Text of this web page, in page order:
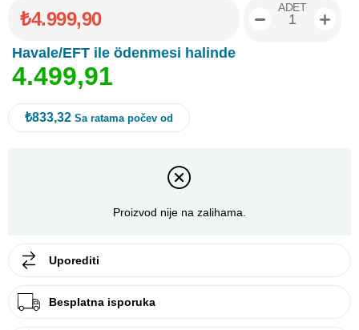
₺4.999,90
Havale/EFT ile ödenmesi halinde
4.499,91
ADET
₺833,32 Sa ratama počev od
Proizvod nije na zalihama.
Uporediti
Besplatna isporuka